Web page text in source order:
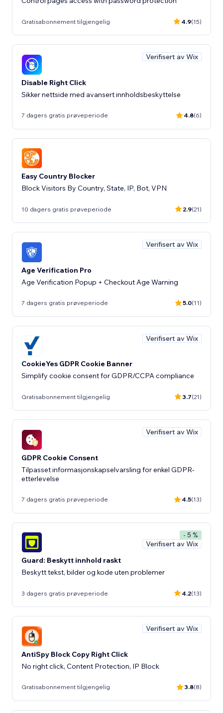
Gratisabonnement tilgjengelig 4.9(15)
Verifisert av Wix
Disable Right Click
Sikker nettside med avansert innholdsbeskyttelse
7 dagers gratis prøveperiode 4.8(6)
Easy Country Blocker
Block Visitors By Country, State, IP, Bot, VPN
10 dagers gratis prøveperiode 2.9(21)
Verifisert av Wix
Age Verification Pro
Age Verification Popup + Checkout Age Warning
7 dagers gratis prøveperiode 5.0(11)
Verifisert av Wix
CookieYes GDPR Cookie Banner
Simplify cookie consent for GDPR/CCPA compliance
Gratisabonnement tilgjengelig 3.7(21)
Verifisert av Wix
GDPR Cookie Consent
Tilpasset informasjonskapselvarsling for enkel GDPR-
etterlevelse
7 dagers gratis prøveperiode 4.5(13)
- 5 %
Verifisert av Wix
Guard: Beskytt innhold raskt
Beskytt tekst, bilder og kode uten problemer
3 dagers gratis prøveperiode 4.2(13)
Verifisert av Wix
AntiSpy Block Copy Right Click
No right click, Content Protection, IP Block
Gratisabonnement tilgjengelig 3.8(8)